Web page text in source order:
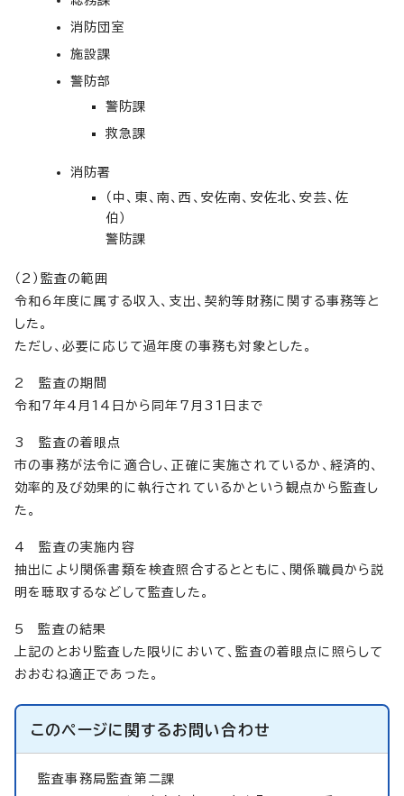
消防団室
施設課
警防部
警防課
救急課
消防署
（中、東、南、西、安佐南、安佐北、安芸、佐
伯）
警防課
（2）監査の範囲
令和6年度に属する収入、支出、契約等財務に関する事務等と
した。
ただし、必要に応じて過年度の事務も対象とした。
2 監査の期間
令和7年4月14日から同年7月31日まで
3 監査の着眼点
市の事務が法令に適合し、正確に実施されているか、経済的、
効率的及び効果的に執行されているかという観点から監査し
た。
4 監査の実施内容
抽出により関係書類を検査照合するとともに、関係職員から説
明を聴取するなどして監査した。
5 監査の結果
上記のとおり監査した限りにおいて、監査の着眼点に照らして
おおむね適正であった。
このページに関するお問い合わせ
監査事務局監査第二課